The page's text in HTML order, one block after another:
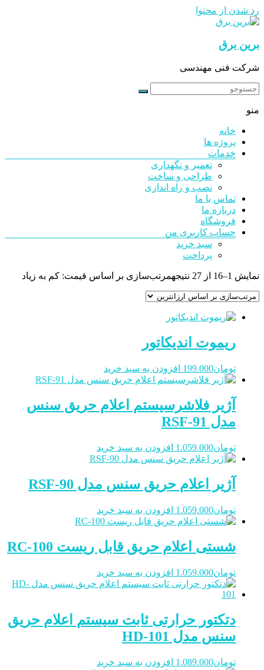
رد شدن از محتوا
برین برق
شرکت فنی مهندسی
منو
خانه
پروژه ها
خدمات
تعمیر و نگهداری
طراحی و ساخت
نصب و راه اندازی
تماس با ما
درباره ما
فروشگاه
حساب کاربری من
سبد خرید
پرداخت
نمایش 1–16 از 27 نتیجه مرتب‌سازی بر اساس قیمت: کم به زیاد
ریموت اندیکاتور
تومان199.000 افزودن به سبد خرید
آژیر فلاشرسیستم اعلام حریق سنس
مدل RSF-91
تومان1.059.000 افزودن به سبد خرید
آژیر اعلام حریق سنس مدل RSF-90
تومان1.059.000 افزودن به سبد خرید
شستی اعلام حریق قابل ریست RC-100
تومان1.059.000 افزودن به سبد خرید
دتکتور حرارتی ثابت سیستم اعلام حریق
سنس مدل HD-101
تومان1.089.000 افزودن به سبد خرید